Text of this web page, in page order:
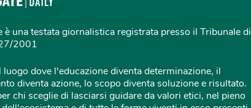
è una testata giornalistica registrata presso il Tribunale di
2001
luogo dove l'educazione diventa determinazione, il
diventa azione, lo scopo diventa soluzione e risultato.
chi sceglie di lasciarsi guidare da valori etici, nel pieno